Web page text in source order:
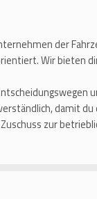
der
Wir bieten
damit
zur